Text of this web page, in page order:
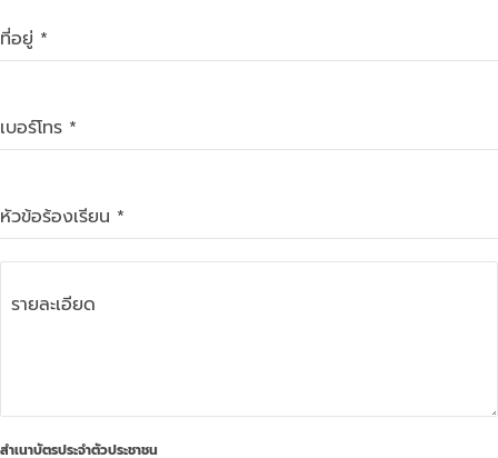
ที่อยู่ *
เบอร์โทร *
หัวข้อร้องเรียน *
รายละเอียด
สำเนาบัตรประจำตัวประชาชน